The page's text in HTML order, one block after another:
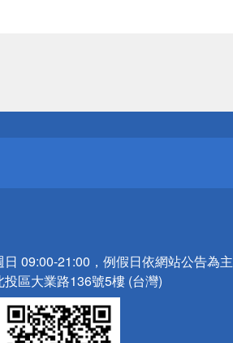
日 09:00-21:00，例假日依網站公告為主
投區大業路136號5樓 (台灣)